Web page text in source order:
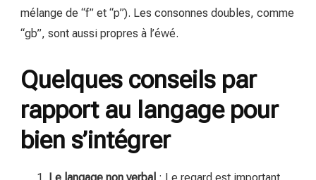
mélange de “f” et “p”). Les consonnes doubles, comme
“gb”, sont aussi propres à l’éwé.
Quelques conseils par
rapport au langage pour
bien s’intégrer